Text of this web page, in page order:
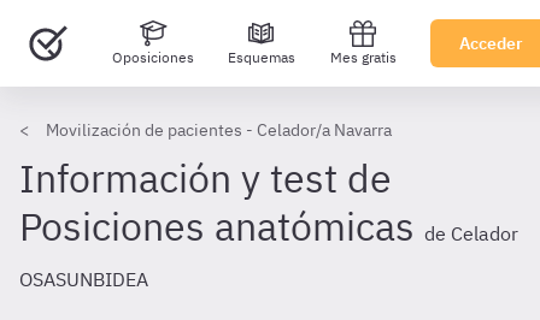
Oposiciones Esquemas Mes gratis
Acceder
Movilización de pacientes - Celador/a Navarra
Información y test de
Posiciones anatómicas de Celador
OSASUNBIDEA